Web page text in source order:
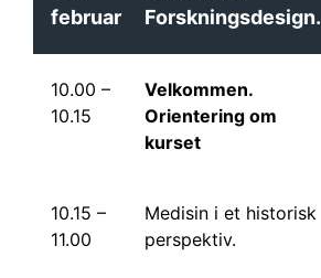
februar
Forskningsdesign.
10.00 –
10.15
Velkommen.
Orientering om
kurset
10.15 –
11.00
Medisin i et historisk
perspektiv.